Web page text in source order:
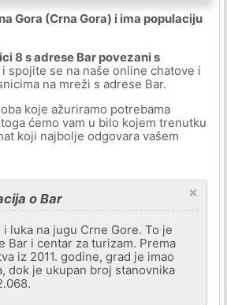
Gora (Crna Gora) i ima populaciju
8 s adrese Bar povezani s
spojite se na naše online chatove i
na mreži s adrese Bar.
koje ažuriramo potrebama
ćemo vam u bilo kojem trenutku
koji najbolje odgovara vašem
×
o Bar
luka na jugu Crne Gore. To je
Bar i centar za turizam. Prema
iz 2011. godine, grad je imao
dok je ukupan broj stanovnika